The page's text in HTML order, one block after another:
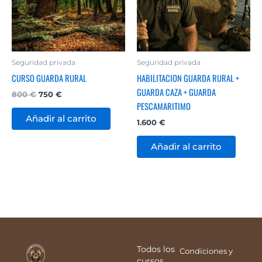
Seguridad privada
CURSO GUARDA RURAL
800€ 750 €
Añadir al carrito
Seguridad privada
HABILITACION GUARDA RURAL +
GUARDA CAZA + GUARDA
PESCAMARITIMO
1.600 €
Añadir al carrito
Todos los Condiciones y